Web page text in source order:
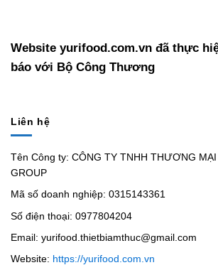
Website yurifood.com.vn đã thực
báo với Bộ Công Thương
Liên hệ
Tên Công ty: CÔNG TY TNHH THƯƠNG MẠI
GROUP
Mã số doanh nghiệp: 0315143361
Số điện thoại: 0977804204
Email: yurifood.thietbiamthuc@gmail.com
Website: https://yurifood.com.vn